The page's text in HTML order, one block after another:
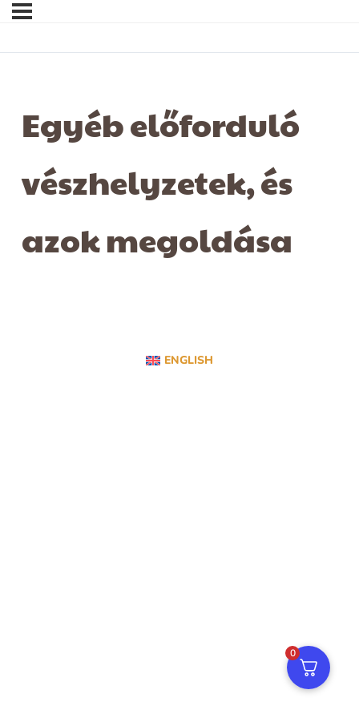
Egyéb előforduló
vészhelyzetek, és
azok megoldása
ENGLISH
0